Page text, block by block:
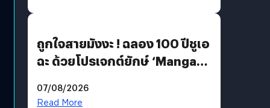
ถูกใจสายมังงะ ! ฉลอง 100 ปีชูเอ
ฉะ ด้วยโปรเจกต์ยักษ์ ‘Manga
มีภาษาไทยด้วย
07/08/2026
Read More